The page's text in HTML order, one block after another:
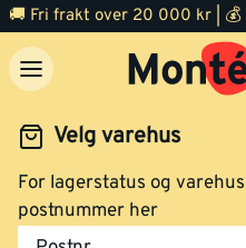
Velg varehus
For lagerstatus og
postnummer her
Festemidler Skruer